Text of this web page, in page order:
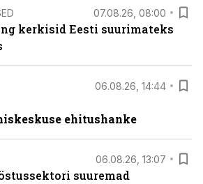
07.08.26, 08:00
kerkisid Eesti suurimateks
06.08.26, 14:44
ehitushanke
06.08.26, 13:07
suuremad